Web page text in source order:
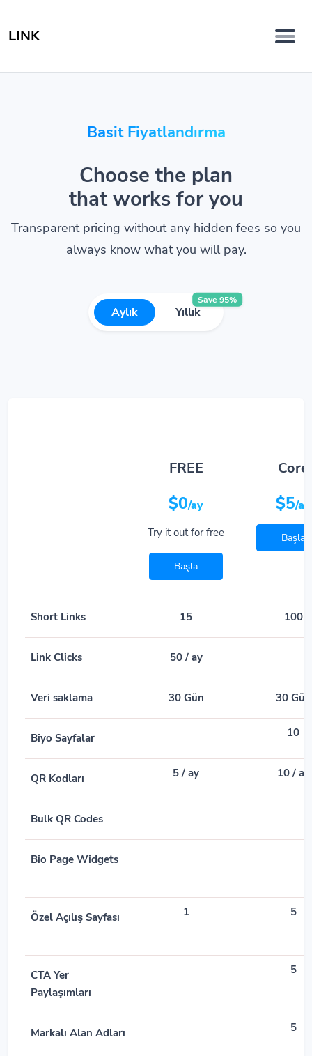
LINK
Basit Fiyatlandırma
Choose the plan
that works for you
Transparent pricing without any hidden fees so you
always know what you will pay.
Aylık Yıllık
Save 95%
FREE
$0/ay
Try it out for free
Başla
Core
$5/ay
Başla
Short Links 15 100
Link Clicks 50 / ay
Veri saklama 30 Gün 30 Gün
Biyo Sayfalar 10
QR Kodları 5 / ay 10 / ay
Bulk QR Codes
Bio Page Widgets
Özel Açılış Sayfası 1 5
CTA Yer
Paylaşımları
5
Markalı Alan Adları 5